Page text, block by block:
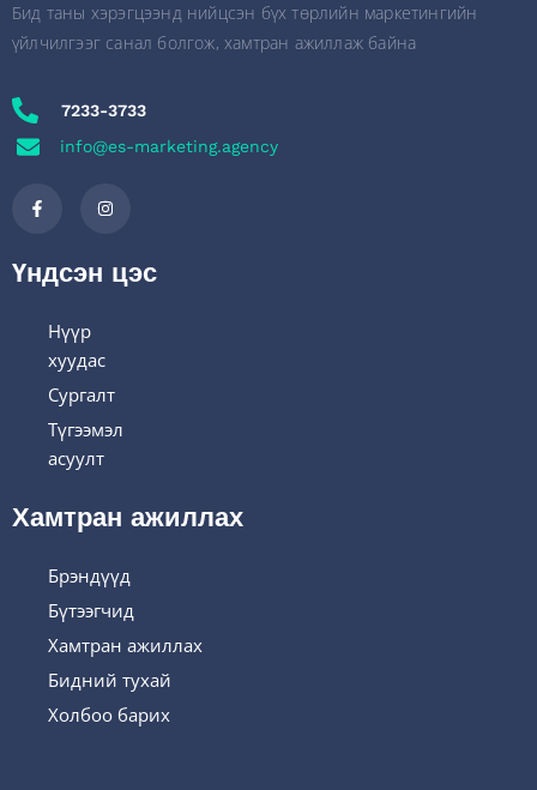
Бид таны хэрэгцээнд нийцсэн бүх төрлийн маркетингийн
үйлчилгээг санал болгож, хамтран ажиллаж байна
7233-3733
info@es-marketing.agency
Үндсэн цэс
Нүүр
хуудас
Сургалт
Түгээмэл
асуулт
Хамтран ажиллах
Брэндүүд
Бүтээгчид
Хамтран ажиллах
Бидний тухай
Холбоо барих